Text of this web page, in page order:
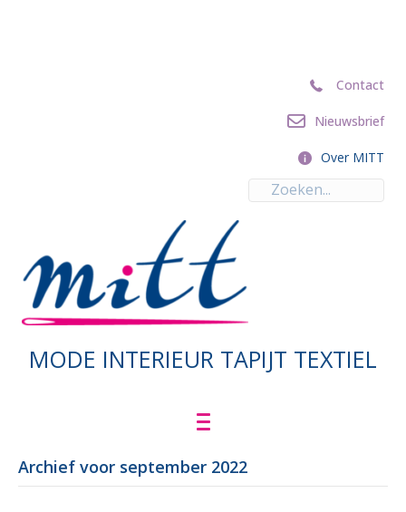
ContactContact
Nieuwsbrief
Nieuwsbrief
Over MITT
Over MITT
MODE INTERIEUR TAPIJT TEXTIEL
Archief voor september 2022